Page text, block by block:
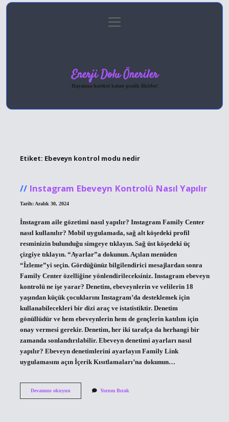
Gizlilik Politikası
menüyü
aç
Enerji Dolu Öneriler
Hayatına hareket katan pratik fikirler!
Etiket: Ebeveyn kontrol modu nedir
Instagram Ebeveyn Kontrolü Nasıl Yapılır
Tarih: Aralık 30, 2024
İnstagram aile gözetimi nasıl yapılır? Instagram Family Center
nasıl kullanılır? Mobil uygulamada, sağ alt köşedeki profil
resminizin bulunduğu simgeye tıklayın. Sağ üst köşedeki üç
çizgiye tıklayın. “Ayarlar”a dokunun. Açılan menüden
“İzleme”yi seçin. Gördüğünüz bilgilendirici mesajlardan sonra
Family Center özelliğine yönlendirileceksiniz. Instagram ebeveyn
kontrolü ne işe yarar? Denetim, ebeveynlerin ve velilerin 18
yaşından küçük çocuklarını Instagram’da desteklemek için
kullanabilecekleri bir dizi araç ve istatistiktir. Denetim
gönüllüdür ve hem ebeveynlerin hem de gençlerin katılım için
onay vermesi gerekir. Denetim, her iki tarafça da herhangi bir
zamanda sonlandırılabilir. Ebeveyn denetimi ayarları nasıl
yapılır? Ebeveyn denetimlerini ayarlayın Family Link
uygulamasını açın İçerik Kısıtlamaları’na dokunun…
Devamını okuyunInstagram
Yorum Bırak